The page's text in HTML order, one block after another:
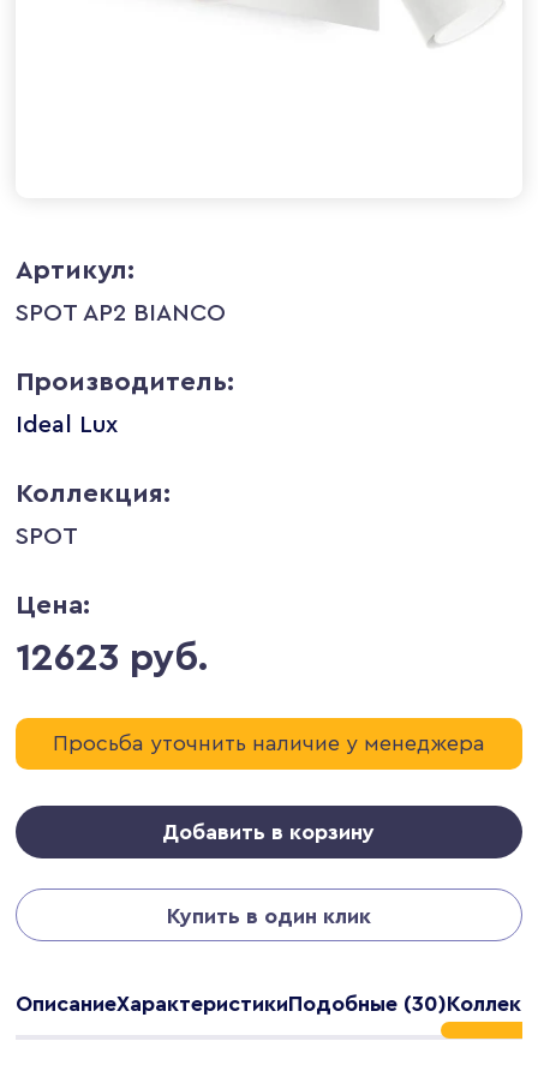
Артикул:
SPOT AP2 BIANCO
Производитель:
Ideal Lux
Коллекция:
SPOT
Цена:
12623 руб.
Просьба уточнить наличие у менеджера
Добавить в корзину
Купить в один клик
ОписаниеХарактеристикиПодобные (30)